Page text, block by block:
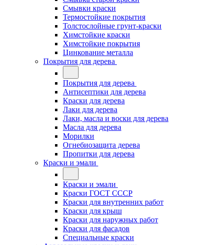
Смывки краски
Термостойкие покрытия
Толстослойные грунт-краски
Химстойкие краски
Химстойкие покрытия
Цинкование металла
Покрытия для дерева
Покрытия для дерева
Антисептики для дерева
Краски для дерева
Лаки для дерева
Лаки, масла и воски для дерева
Масла для дерева
Морилки
Огнебиозащита дерева
Пропитки для дерева
Краски и эмали
Краски и эмали
Краски ГОСТ СССР
Краски для внутренних работ
Краски для крыш
Краски для наружных работ
Краски для фасадов
Специальные краски